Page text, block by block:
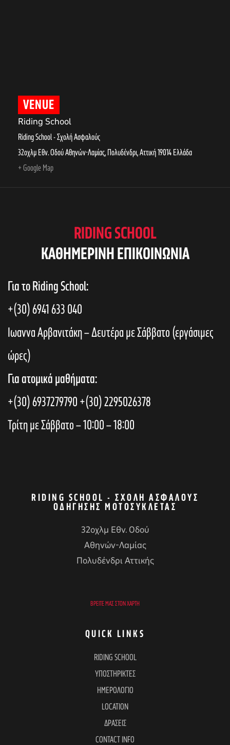
VENUE
Riding School
Riding School - Σχολή Ασφαλούς
32οχλμ Εθν. Οδού Αθηνών-Λαμίας, Πολυδένδρι,Αττική19014Ελλάδα
+ Google Map
RIDING SCHOOL
KAΘΗΜΕΡΙΝΗ ΕΠΙΚΟΙΝΩΝΙΑ
Για το Riding School:
+(30) 6941 633 040
Ιωαννα Αρβανιτάκη – Δευτέρα με Σάββατο (εργάσιμες
ώρες)
Για ατομικά μαθήματα:
+(30) 6937279790+(30) 2295026378
Τρίτη με Σάββατο – 10:00 – 18:00
RIDING SCHOOL - ΣΧΟΛΉ ΑΣΦΑΛΟΎΣ
ΟΔΉΓΗΣΗΣ ΜΟΤΟΣΥΚΛΈΤΑΣ
32οχλμ Εθν. Οδού
Αθηνών-Λαμίας
Πολυδένδρι Αττικής
ΒΡΕΊΤΕ ΜΑΣ ΣΤΟΝ ΧΆΡΤΗ
QUICK LINKS
RIDING SCHOOL
ΥΠΟΣΤΗΡΙΚΤΕΣ
ΗΜΕΡΟΛΟΓΙΟ
LOCATION
ΔΡΑΣΕΙΣ
CONTACT INFO